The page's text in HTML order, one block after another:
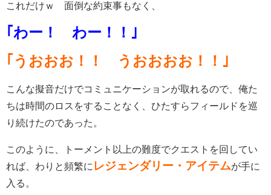
これだけｗ 面倒な約束事もなく、
｢わー！ わー！！｣
｢うおおお！！ うおおおお！！｣
こんな擬音だけでコミュニケーションが取れるので、俺た
ちは時間のロスをすることなく、ひたすらフィールドを巡
り続けたのであった。
このように、トーメント以上の難度でクエストを回してい
れば、わりと頻繁に レジェンダリー・アイテムが手に
入る。